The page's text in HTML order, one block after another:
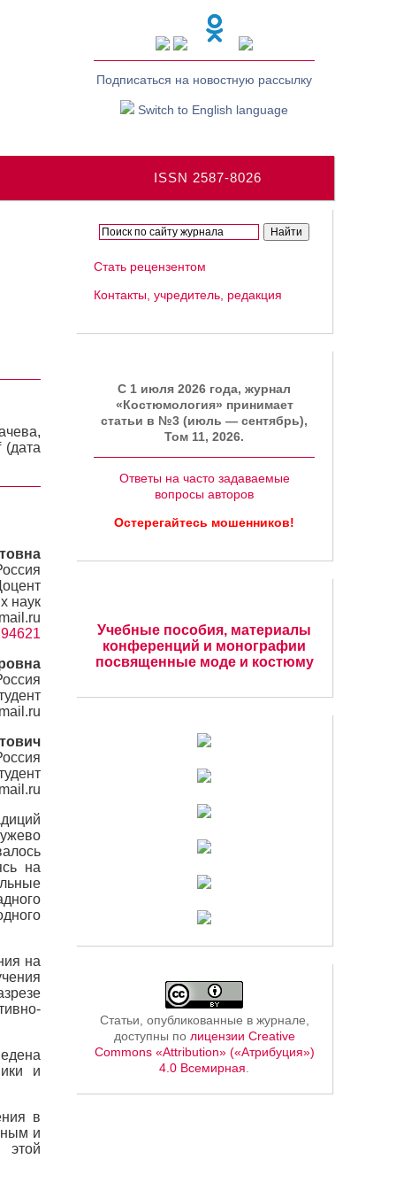
Подписаться на новостную рассылку
Switch to English language
ISSN 2587-8026
наук
на
на
и
в
и
этой
Стать рецензентом
Контакты, учредитель, редакция
C 1 июля 2026 года, журнал
«Костюмология» принимает
статьи в №3 (июль — сентябрь),
Том 11, 2026.
Ответы на часто задаваемые
вопросы авторов
Остерегайтесь мошенников!
Учебные пособия, материалы
конференций и монографии
посвященные моде и костюму
Статьи, опубликованные в журнале,
доступны по лицензии Creative
Commons «Attribution» («Атрибуция»)
4.0 Всемирная